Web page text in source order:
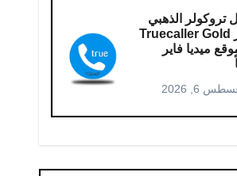
تروكولر الذهبي
مهكر Truecaller Gold
ميديا فاير
6, 2026